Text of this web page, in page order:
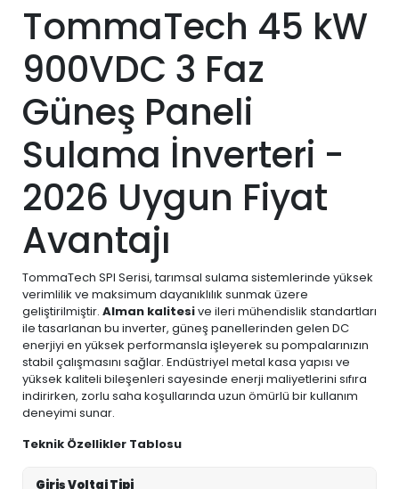
TommaTech 45 kW
900VDC 3 Faz
Güneş Paneli
Sulama İnverteri -
2026 Uygun Fiyat
Avantajı
TommaTech SPI Serisi, tarımsal sulama sistemlerinde yüksek
verimlilik ve maksimum dayanıklılık sunmak üzere
geliştirilmiştir. Alman kalitesive ileri mühendislik standartları
ile tasarlanan bu inverter, güneş panellerinden gelen DC
enerjiyi en yüksek performansla işleyerek su pompalarınızın
stabil çalışmasını sağlar. Endüstriyel metal kasa yapısı ve
yüksek kaliteli bileşenleri sayesinde enerji maliyetlerini sıfıra
indirirken, zorlu saha koşullarında uzun ömürlü bir kullanım
deneyimi sunar.
Teknik Özellikler Tablosu
Giriş Voltaj Tipi